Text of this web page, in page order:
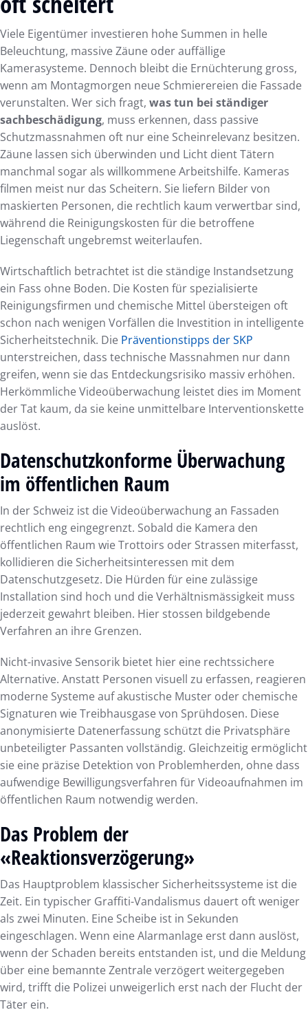
Viele Eigentümer investieren hohe Summen in helle
Beleuchtung, massive Zäune oder auffällige
Kamerasysteme. Dennoch bleibt die Ernüchterung gross,
wenn am Montagmorgen neue Schmierereien die Fassade
verunstalten. Wer sich fragt, was tun bei ständiger
sachbeschädigung, muss erkennen, dass passive
Schutzmassnahmen oft nur eine Scheinrelevanz besitzen.
Zäune lassen sich überwinden und Licht dient Tätern
manchmal sogar als willkommene Arbeitshilfe. Kameras
filmen meist nur das Scheitern. Sie liefern Bilder von
maskierten Personen, die rechtlich kaum verwertbar sind,
während die Reinigungskosten für die betroffene
Liegenschaft ungebremst weiterlaufen.
Wirtschaftlich betrachtet ist die ständige Instandsetzung
ein Fass ohne Boden. Die Kosten für spezialisierte
Reinigungsfirmen und chemische Mittel übersteigen oft
schon nach wenigen Vorfällen die Investition in intelligente
Sicherheitstechnik. Die Präventionstipps der SKP
unterstreichen, dass technische Massnahmen nur dann
greifen, wenn sie das Entdeckungsrisiko massiv erhöhen.
Herkömmliche Videoüberwachung leistet dies im Moment
der Tat kaum, da sie keine unmittelbare Interventionskette
auslöst.
Datenschutzkonforme Überwachung
im öffentlichen Raum
In der Schweiz ist die Videoüberwachung an Fassaden
rechtlich eng eingegrenzt. Sobald die Kamera den
öffentlichen Raum wie Trottoirs oder Strassen miterfasst,
kollidieren die Sicherheitsinteressen mit dem
Datenschutzgesetz. Die Hürden für eine zulässige
Installation sind hoch und die Verhältnismässigkeit muss
jederzeit gewahrt bleiben. Hier stossen bildgebende
Verfahren an ihre Grenzen.
Nicht-invasive Sensorik bietet hier eine rechtssichere
Alternative. Anstatt Personen visuell zu erfassen, reagieren
moderne Systeme auf akustische Muster oder chemische
Signaturen wie Treibhausgase von Sprühdosen. Diese
anonymisierte Datenerfassung schützt die Privatsphäre
unbeteiligter Passanten vollständig. Gleichzeitig ermöglicht
sie eine präzise Detektion von Problemherden, ohne dass
aufwendige Bewilligungsverfahren für Videoaufnahmen im
öffentlichen Raum notwendig werden.
Das Problem der
«Reaktionsverzögerung»
Das Hauptproblem klassischer Sicherheitssysteme ist die
Zeit. Ein typischer Graffiti-Vandalismus dauert oft weniger
als zwei Minuten. Eine Scheibe ist in Sekunden
eingeschlagen. Wenn eine Alarmanlage erst dann auslöst,
wenn der Schaden bereits entstanden ist, und die Meldung
über eine bemannte Zentrale verzögert weitergegeben
wird, trifft die Polizei unweigerlich erst nach der Flucht der
Täter ein.